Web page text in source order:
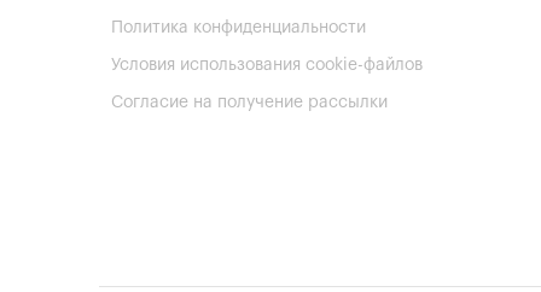
Политика конфиденциальности
Условия использования cookie-файлов
Согласие на получение рассылки